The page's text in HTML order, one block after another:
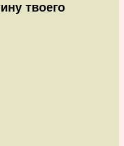
твоего